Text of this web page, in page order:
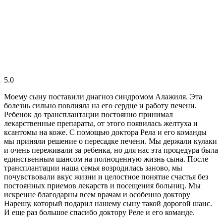
5.0
Моему сыну поставили диагноз синдромом Алажиля. Эта
болезнь сильно повлияла на его сердце и работу печени.
Ребенок до трансплантации постоянно принимал
лекарственные препараты, от этого появилась желтуха и
ксантомы на коже. С помощью доктора Рела и его команды
мы приняли решение о пересадке печени. Мы держали кулаки
и очень переживали за ребенка, но для нас эта процедура была
единственным шансом на полноценную жизнь сына. После
трансплантации наша семья возродилась заново, мы
почувствовали вкус жизни и целостное понятие счастья без
постоянных приемов лекарств и посещения больниц. Мы
искренне благодарны всем врачам и особенно доктору
Нарешу, который подарил нашему сыну такой дорогой шанс.
И еще раз большое спасибо доктору Реле и его команде.